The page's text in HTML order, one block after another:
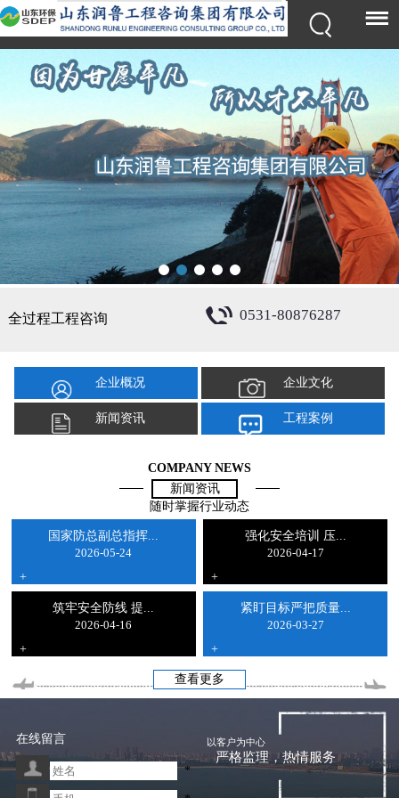
全过程工程咨询 0531-80876287
企业概况 企业文化
新闻资讯 工程案例
COMPANY NEWS
新闻资讯
随时掌握行业动态
国家防总副总指挥...
2026-05-24
+
强化安全培训 压...
2026-04-17
+
筑牢安全防线 提...
2026-04-16
+
紧盯目标严把质量...
2026-03-27
+
查看更多
在线留言
*
以客户为中心
严格监理，热情服务